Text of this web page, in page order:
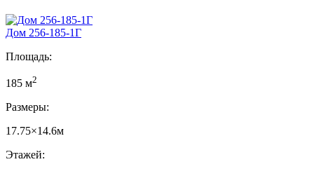
Дом 256-185-1Г
Площадь:
185 м2
Размеры:
17.75×14.6м
Этажей: